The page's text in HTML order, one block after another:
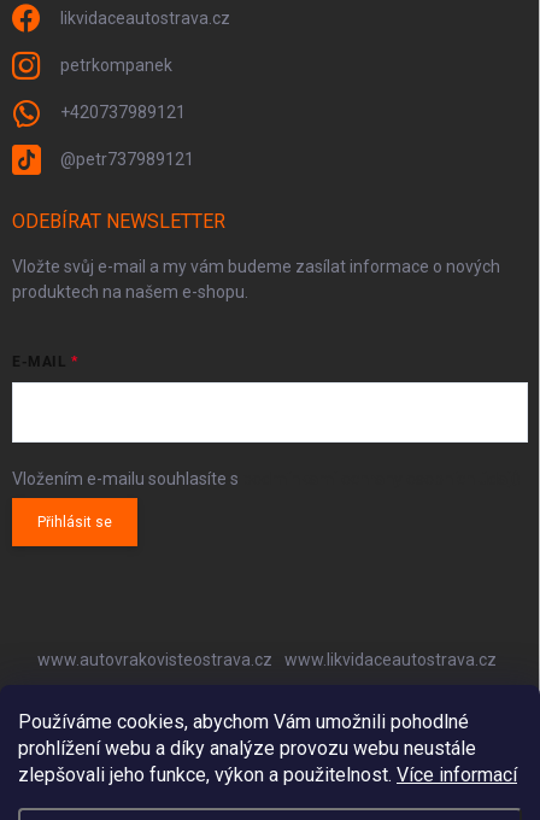
Používáme cookies, abychom Vám umožnili pohodlné
prohlížení webu a díky analýze provozu webu neustále
zlepšovali jeho funkce, výkon a použitelnost. Více informací
likvidaceautostrava.cz
petrkompanek
+420737989121
@petr737989121
ODEBÍRAT NEWSLETTER
Vložte svůj e-mail a my vám budeme zasílat informace o nových
produktech na našem e-shopu.
E-MAIL
Vložením e-mailu souhlasíte s
Přihlásit se
www.autovrakovisteostrava.cz
www.likvidaceautostrava.cz